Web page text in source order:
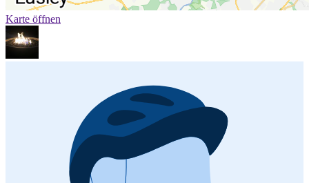
Karte öffnen